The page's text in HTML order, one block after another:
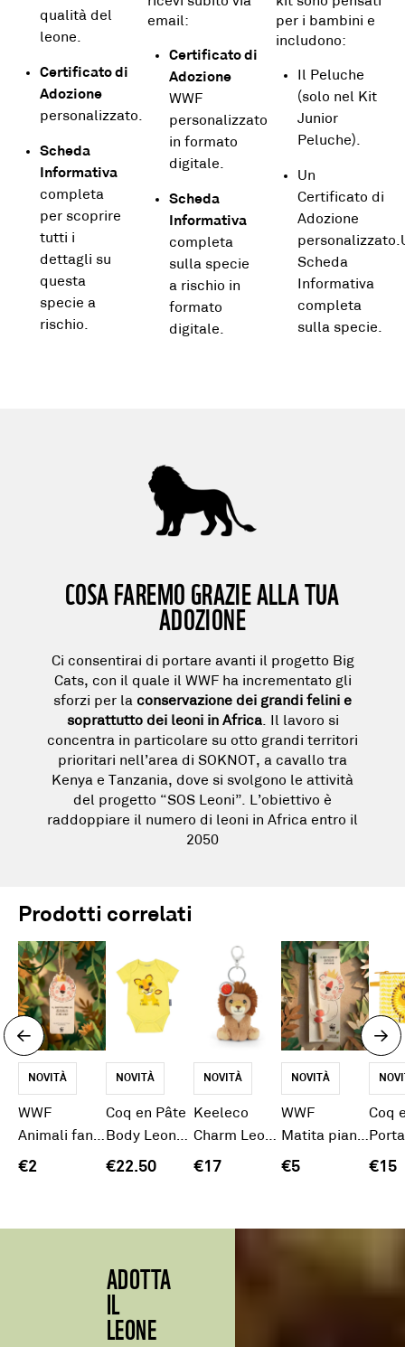
qualità del
leone.
Certificato di
Adozione
personalizzato.
Scheda
Informativa
completa
per scoprire
tutti i
dettagli su
questa
specie a
rischio.
email:
Certificato di
Adozione
WWF
personalizzato
in formato
digitale.
Scheda
Informativa
completa
sulla specie
a rischio in
formato
digitale.
per i bambini e
includono:
Il Peluche
(solo nel Kit
Junior
Peluche).
Un
Certificato di
Adozione
Scheda
Informativa
completa
sulla specie.
COSA FAREMO GRAZIE ALLA TUA
ADOZIONE
Ci consentirai di portare avanti il progetto Big
Cats, con il quale il WWF ha incrementato gli
sforzi per la conservazione dei grandi felini e
soprattutto dei leoni in Africa. Il lavoro si
concentra in particolare su otto grandi territori
prioritari nell’area di SOKNOT, a cavallo tra
Kenya e Tanzania, dove si svolgono le attività
del progetto “SOS Leoni”. L’obiettivo è
raddoppiare il numero di leoni in Africa entro il
2050
Prodotti correlati
NOVITÀ
WWF
Animali fantastici Tag Leone
€2
NOVITÀ
Coq en Pâte
Body Leone maniche corte
€22.50
NOVITÀ
Keeleco
Charm Leone 12CM
€17
NOVITÀ
WWF
Matita piantabile Animali Fantastici Leone
€5
Coq
€15
ADOTTA
IL
LEONE